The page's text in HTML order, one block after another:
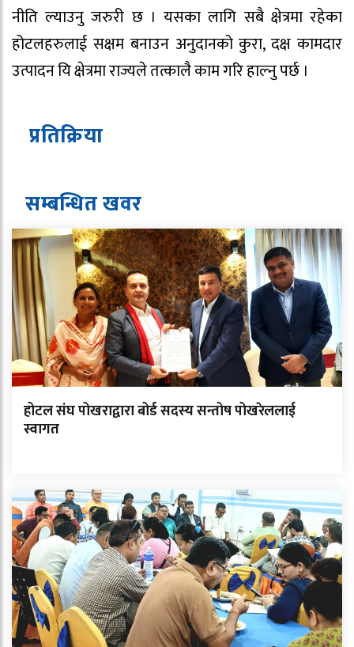
नीति ल्याउनु जरुरी छ । यसका लागि सबै क्षेत्रमा रहेका
होटलहरुलाई सक्षम बनाउन अनुदानको कुरा, दक्ष कामदार
उत्पादन यि क्षेत्रमा राज्यले तत्कालै काम गरि हाल्नु पर्छ ।
प्रतिक्रिया
सम्बन्धित खवर
होटल संघ पोखराद्वारा बोर्ड सदस्य सन्तोष पोखरेललाई
स्वागत